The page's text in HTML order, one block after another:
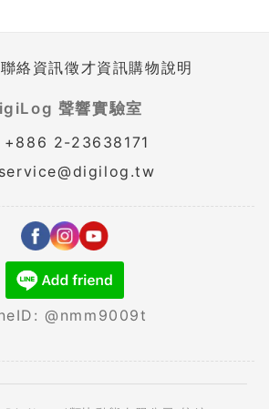
聯絡資訊徵才資訊購物說明
聲響實驗室
+886 2-23638171
service@digilog.tw
@nmm9009t